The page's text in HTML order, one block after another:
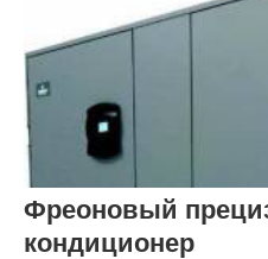
Фреоновый
кондиционер